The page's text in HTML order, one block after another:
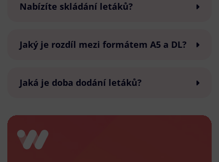
Nabízíte skládání letáků?
Jaký je rozdíl mezi formátem A5 a DL?
Jaká je doba dodání letáků?